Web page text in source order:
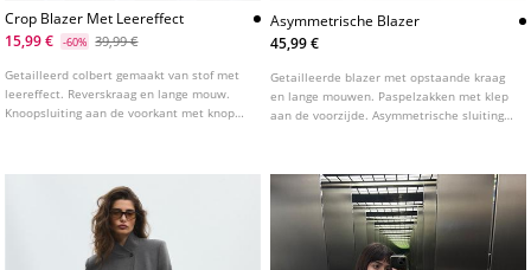
Crop Blazer Met Leereffect
15,99 €
-60% 39,99 €
Getailleerd colbert gemaakt van stof met
leereffect. Reverskraag en lange mouw.
Knoopsluiting aan de voorkant met knopen
Asymmetrische Blazer
45,99 €
Getailleerde blazer met opstaande kraag
en lange mouwen. Paspelzakken met klep
aan de voorzijde. Asymmetrische sluiting